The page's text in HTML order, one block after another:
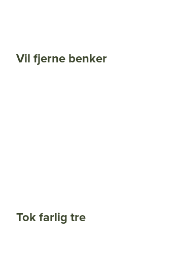
Vil fjerne benker
Tok farlig tre